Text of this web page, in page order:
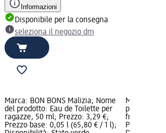
Informazioni
Disponibile per la consegna
seleziona il negozio dm
Marca: BON BONS Malizia; Nome
del prodotto: Eau de Toilette per
ragazze, 50 ml; Prezzo: 3,29 €;
Prezzo base: 0,05 l (65,80 € / 1 l);
Marca:
prodotto:
frutta
Prezzo